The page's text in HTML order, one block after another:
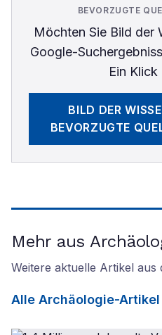
BEVORZUGTE
Möchten Sie Bild der
Google-
Ein Klick
BILD DER
BEVORZUGTE
Mehr aus
Weitere aktuelle Artikel aus
Alle Archäologie-Artikel